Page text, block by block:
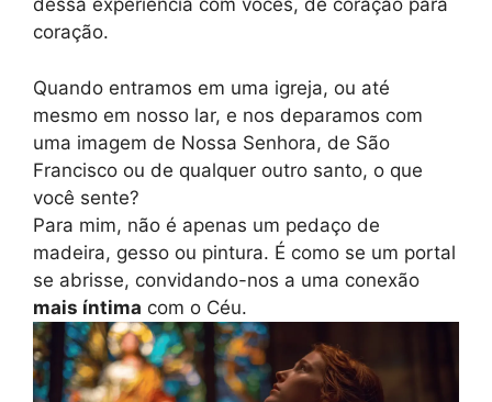
dessa experiência com vocês, de coração para
coração.
Quando entramos em uma igreja, ou até
mesmo em nosso lar, e nos deparamos com
uma imagem de Nossa Senhora, de São
Francisco ou de qualquer outro santo, o que
você sente?
Para mim, não é apenas um pedaço de
madeira, gesso ou pintura. É como se um portal
se abrisse, convidando-nos a uma conexão
mais íntima com o Céu.